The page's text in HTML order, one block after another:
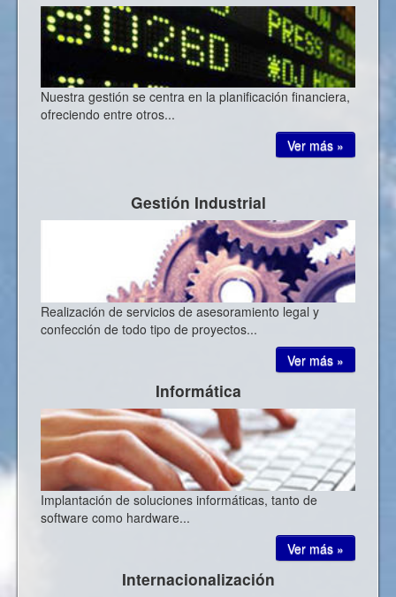
Nuestra gestión se centra en la planificación financiera,
ofreciendo entre otros...
Ver más »
Gestión Industrial
Realización de servicios de asesoramiento legal y
confección de todo tipo de proyectos...
Ver más »
Informática
Implantación de soluciones informáticas, tanto de
software como hardware...
Ver más »
Internacionalización